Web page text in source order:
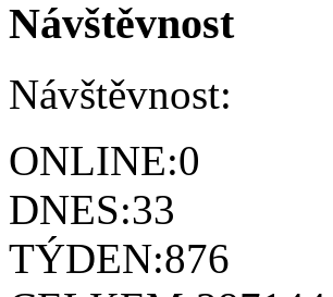
Návštěvnost
Návštěvnost:
ONLINE:0
DNES:33
TÝDEN:876